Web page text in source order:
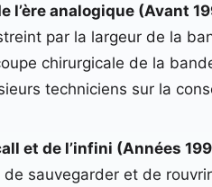
l’ère analogique (Avant
par la largeur de la
chirurgicale de la
techniciens sur la
et de l’infini (Années
sauvegarder et de